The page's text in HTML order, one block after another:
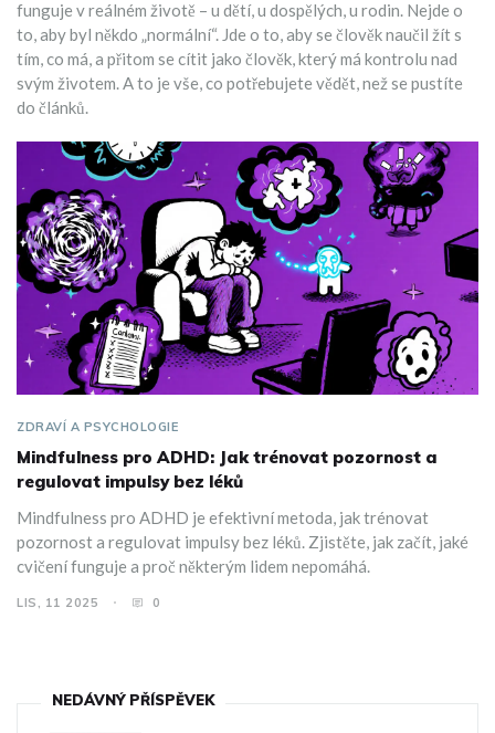
funguje v reálném životě – u dětí, u dospělých, u rodin. Nejde o
to, aby byl někdo „normální“. Jde o to, aby se člověk naučil žít s
tím, co má, a přitom se cítit jako člověk, který má kontrolu nad
svým životem. A to je vše, co potřebujete vědět, než se pustíte
do článků.
ZDRAVÍ A PSYCHOLOGIE
Mindfulness pro ADHD: Jak trénovat pozornost a
regulovat impulsy bez léků
Mindfulness pro ADHD je efektivní metoda, jak trénovat
pozornost a regulovat impulsy bez léků. Zjistěte, jak začít, jaké
cvičení funguje a proč některým lidem nepomáhá.
LIS, 11 2025 0
NEDÁVNÝ PŘÍSPĚVEK